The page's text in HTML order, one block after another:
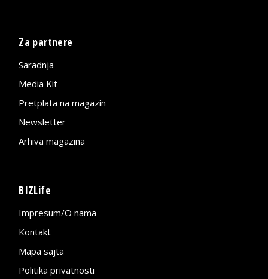
Za partnere
Saradnja
Media Kit
Pretplata na magazin
Newsletter
Arhiva magazina
BIZLife
Impresum/O nama
Kontakt
Mapa sajta
Politika privatnosti